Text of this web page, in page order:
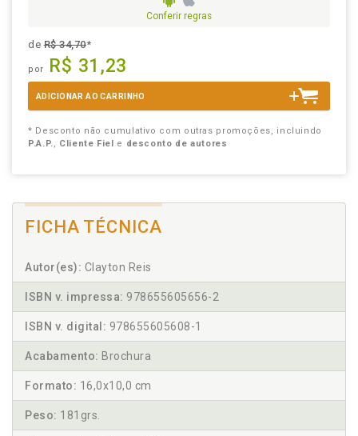
Conferir regras
deR$ 34,70*
por R$ 31,23
ADICIONAR AO CARRINHO
* Desconto não cumulativo com outras promoções, incluindo
P.A.P., Cliente Fiel e desconto de autores
FICHA TÉCNICA
Autor(es): Clayton Reis
ISBN v. impressa: 978655605656-2
ISBN v. digital: 978655605608-1
Acabamento: Brochura
Formato: 16,0x10,0 cm
Peso: 181grs.